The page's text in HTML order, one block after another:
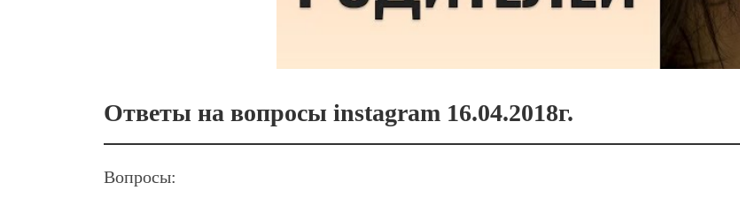
Ответы на вопросы instagram 16.04.2018г.
Вопросы: